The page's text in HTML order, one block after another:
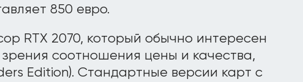
850 евро.
RTX 2070, который обычно интересен
соотношения цены и качества,
Edition). Стандартные версии карт с